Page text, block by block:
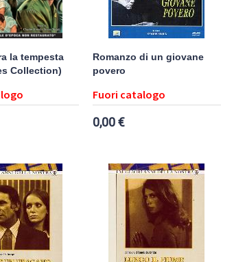
la tempesta
Collection)
Romanzo di un giovane
povero
Fuori catalogo
0,00 €